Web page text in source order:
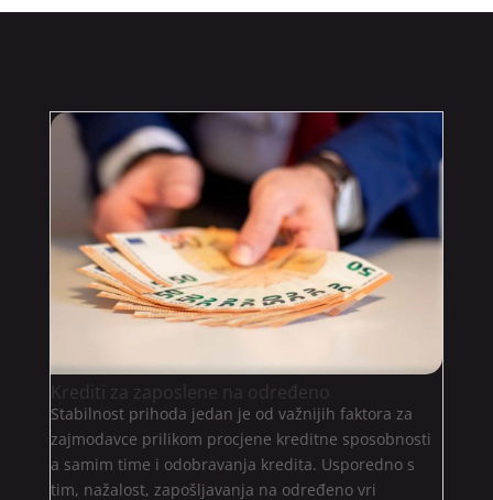
Krediti za zaposlene na određeno
Stabilnost prihoda jedan je od važnijih faktora za
zajmodavce prilikom procjene kreditne sposobnosti
a samim time i odobravanja kredita. Usporedno s
tim, nažalost, zapošljavanja na određeno vri